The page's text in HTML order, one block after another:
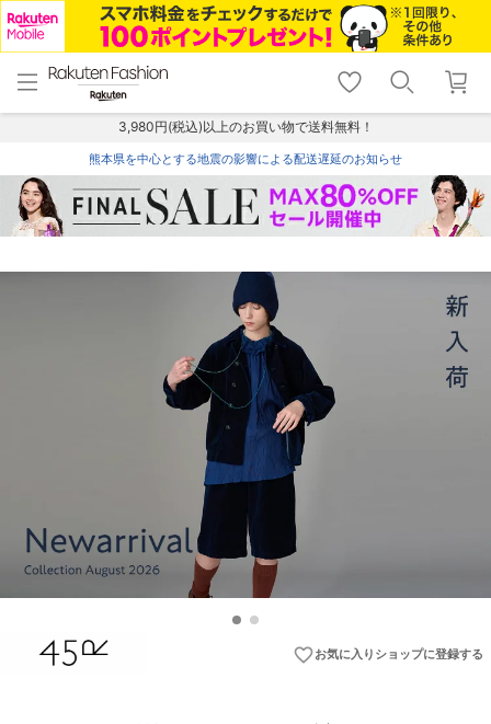
menu home
トップ
shopping_cart lock_outline
ログイン
3,980円(税込)以上のお買い物で送料無料！
熊本県を中心とする地震の影響による配送遅延のお知らせ
favorite_borderお気に入りショップに登録する